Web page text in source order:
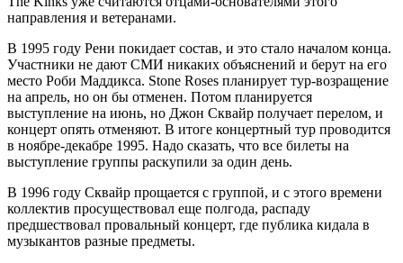
направления и ветеранами.
В 1995 году Рени покидает состав, и это стало началом конца.
Участники не дают СМИ никаких объяснений и берут на его
место Роби Маддикса. Stone Roses планирует тур-возращение
на апрель, но он бы отменен. Потом планируется
выступление на июнь, но Джон Сквайр получает перелом, и
концерт опять отменяют. В итоге концертный тур проводится
в ноябре-декабре 1995. Надо сказать, что все билеты на
выступление группы раскупили за один день.
В 1996 году Сквайр прощается с группой, и с этого времени
коллектив просуществовал еще полгода, распаду
предшествовал провальный концерт, где публика кидала в
музыкантов разные предметы.